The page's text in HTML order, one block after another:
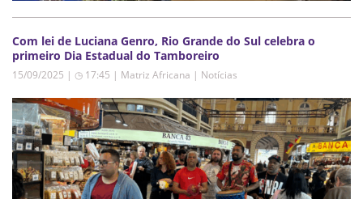
Com lei de Luciana Genro, Rio Grande do Sul celebra o
primeiro Dia Estadual do Tamboreiro
15/09/2025 | ◷ 17:45 | Matriz Africana | Notícias